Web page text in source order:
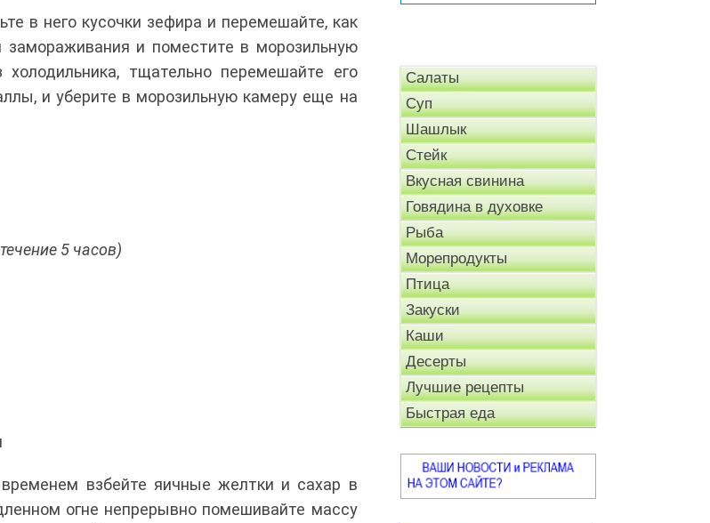
в него кусочки зефира и перемешайте, как
и поместите в морозильную
тщательно перемешайте его
и уберите в морозильную камеру еще на
5 часов)
взбейте яичные желтки и сахар в
огне непрерывно помешивайте массу
Салаты
Суп
Шашлык
Стейк
Вкусная свинина
Говядина в духовке
Рыба
Морепродукты
Птица
Закуски
Каши
Десерты
Лучшие рецепты
Быстрая еда